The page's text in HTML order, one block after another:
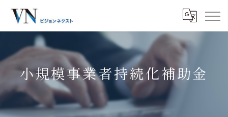
小規模事業者持続化補助金